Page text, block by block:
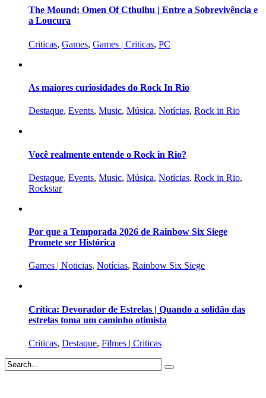
The Mound: Omen Of Cthulhu | Entre a Sobrevivência e
a Loucura
Criticas, Games, Games | Criticas, PC
As maiores curiosidades do Rock In Rio
Destaque, Events, Music, Música, Notícias, Rock in Rio
Você realmente entende o Rock in Rio?
Destaque, Events, Music, Música, Notícias, Rock in Rio,
Rockstar
Por que a Temporada 2026 de Rainbow Six Siege
Promete ser Histórica
Games | Noticias, Notícias, Rainbow Six Siege
Crítica: Devorador de Estrelas | Quando a solidão das
estrelas toma um caminho otimista
Criticas, Destaque, Filmes | Criticas